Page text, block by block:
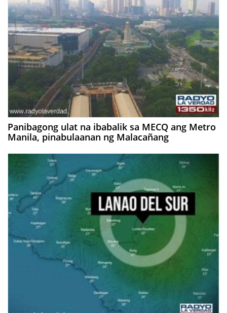
Panibagong ulat na ibabalik sa MECQ ang Metro
Manila, pinabulaanan ng Malacañang